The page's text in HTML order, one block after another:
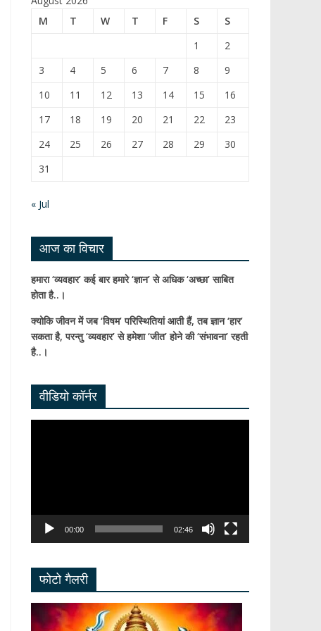
M
T W T F S
S
1
2
3
4 5 6 7 8
9
10
11 12 13 14 15
16
17
18 19 20 21 22
23
24
25 26 27 28 29
30
31
« Jul
आज का विचार
हमारा ‘व्यवहार’ कई बार हमारे ‘ज्ञान’ से अधिक ‘अच्छा’ साबित
होता है..।
क्योकि जीवन में जब ‘विषम’ परिस्थितियां आती हैं,तब ज्ञान ‘हार’
सकता है,परन्तु ‘व्यवहार’ से हमेशा ‘जीत’ होने की ‘संभावना’ रहती
है..।
वीडियो कॉर्नर
00:00 02:46
फोटो गैलरी